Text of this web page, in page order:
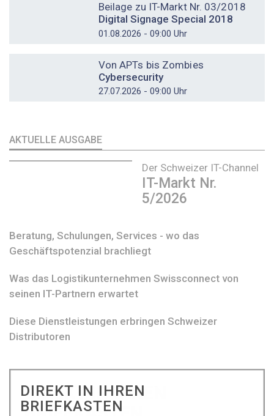
Beilage zu IT-Markt Nr. 03/2018
Digital Signage Special 2018
01.08.2026 - 09:00 Uhr
Von APTs bis Zombies
Cybersecurity
27.07.2026 - 09:00 Uhr
AKTUELLE AUSGABE
Der Schweizer IT-Channel
IT-Markt Nr.
5/2026
Beratung, Schulungen, Services - wo das
Geschäftspotenzial brachliegt
Was das Logistikunternehmen Swissconnect von
seinen IT-Partnern erwartet
Diese Dienstleistungen erbringen Schweizer
Distributoren
DIREKT IN IHREN
BRIEFKASTEN